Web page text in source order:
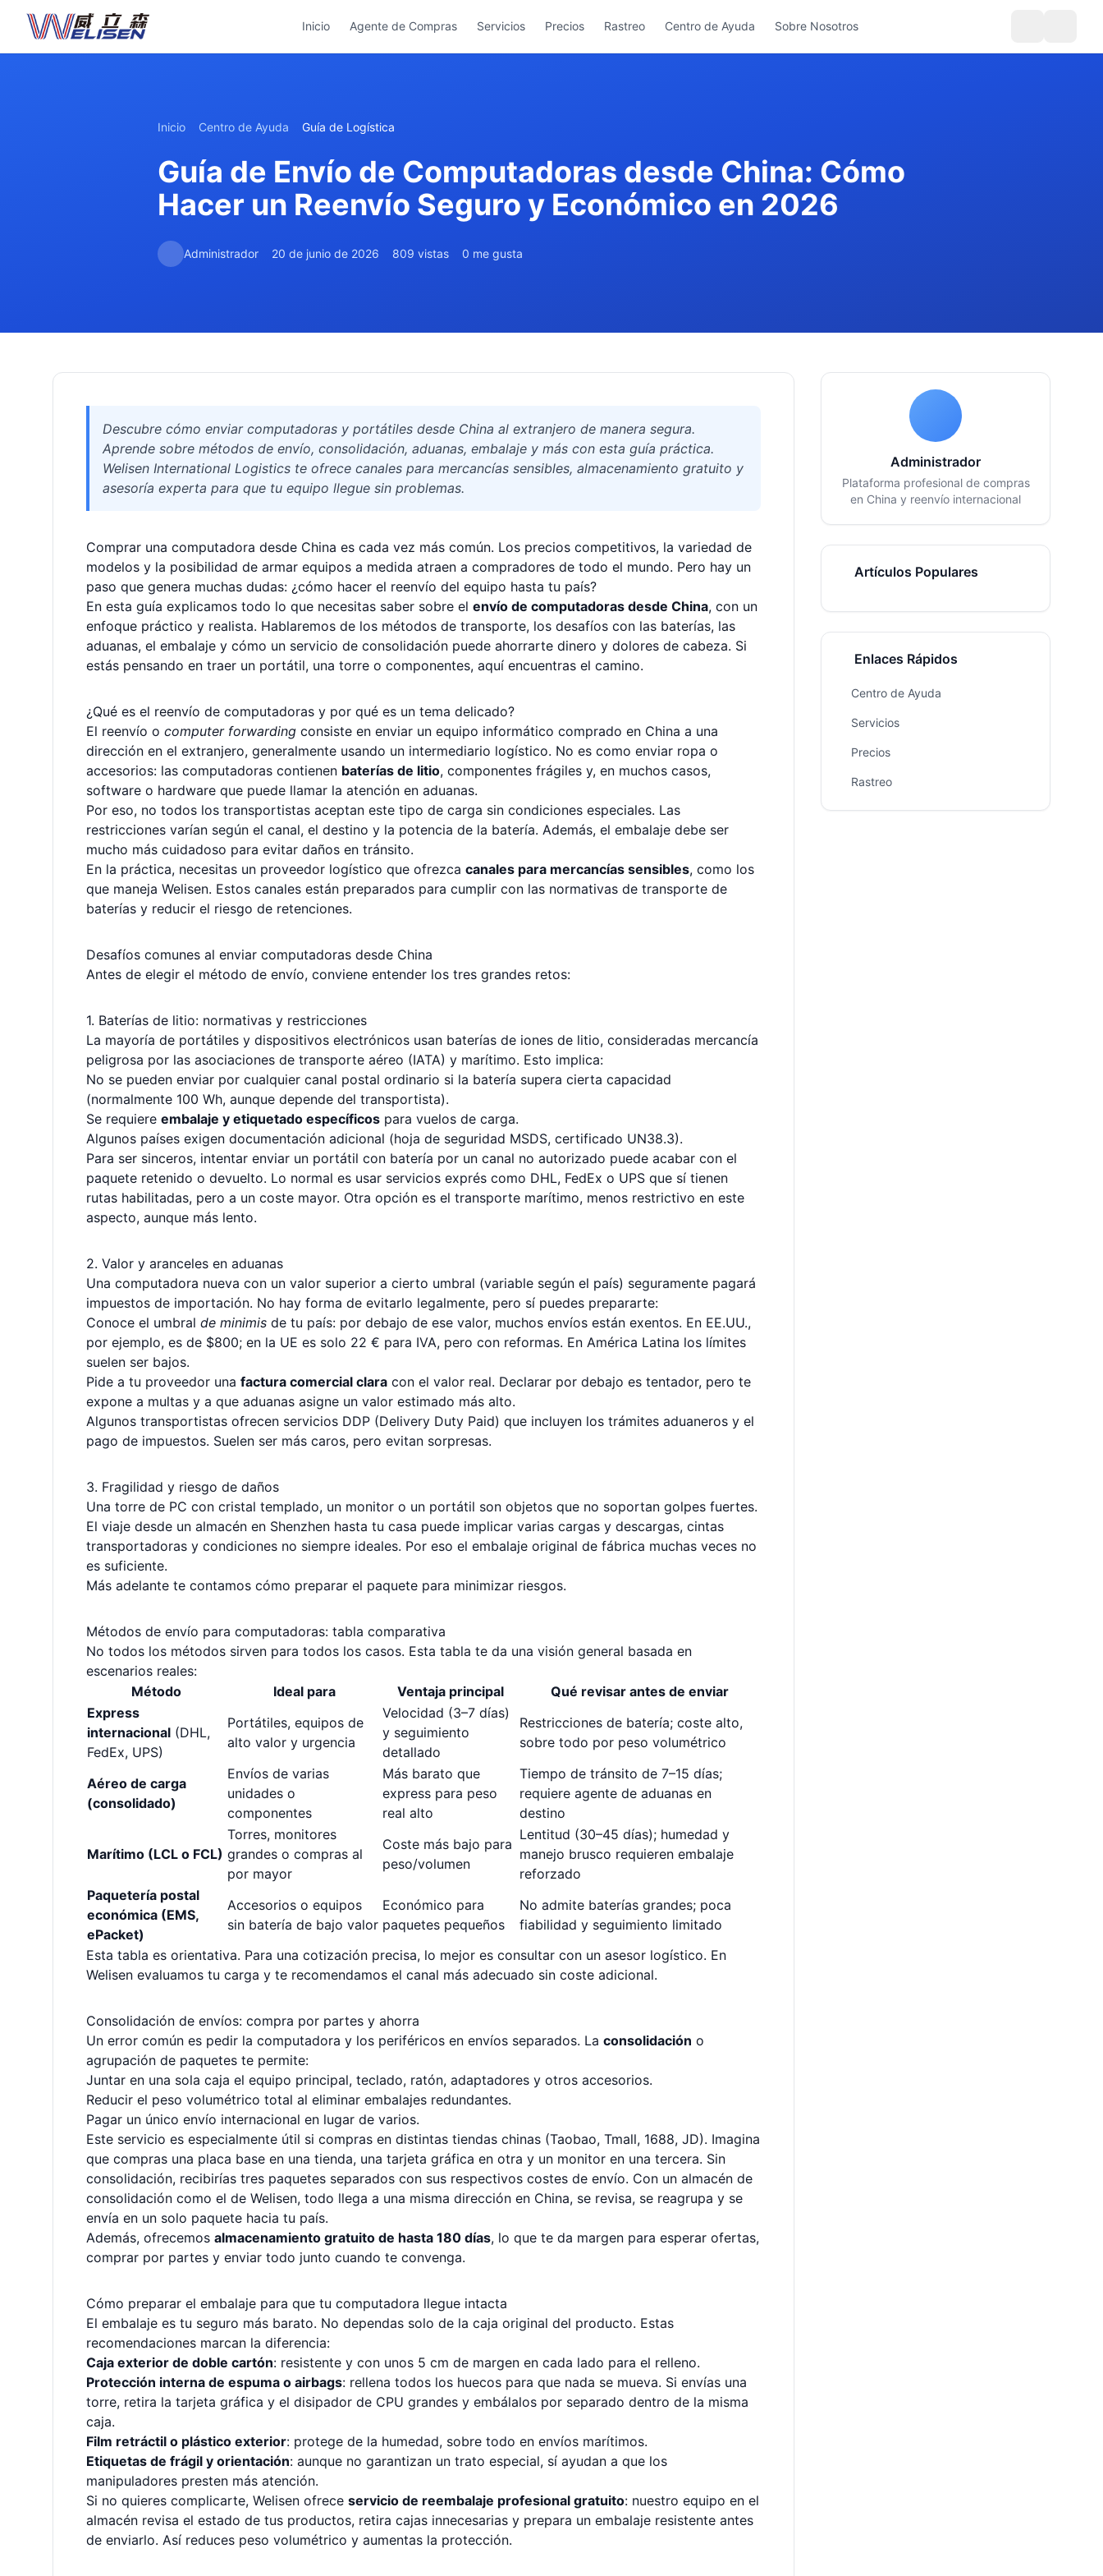
Inicio Agente de Compras Servicios Precios Rastreo Centro de Ayuda Sobre Nosotros
Inicio Centro de Ayuda Guía de Logística
Guía de Envío de Computadoras desde China: Cómo
Hacer un Reenvío Seguro y Económico en 2026
Administrador 20 de junio de 2026 809 vistas 0 me gusta
Descubre cómo enviar computadoras y portátiles desde China al extranjero de manera segura.
Aprende sobre métodos de envío, consolidación, aduanas, embalaje y más con esta guía práctica.
Welisen International Logistics te ofrece canales para mercancías sensibles, almacenamiento gratuito y
asesoría experta para que tu equipo llegue sin problemas.
Comprar una computadora desde China es cada vez más común. Los precios competitivos, la variedad de
modelos y la posibilidad de armar equipos a medida atraen a compradores de todo el mundo. Pero hay un
paso que genera muchas dudas: ¿cómo hacer el reenvío del equipo hasta tu país?
En esta guía explicamos todo lo que necesitas saber sobre el envío de computadoras desde China, con un
enfoque práctico y realista. Hablaremos de los métodos de transporte, los desafíos con las baterías, las
aduanas, el embalaje y cómo un servicio de consolidación puede ahorrarte dinero y dolores de cabeza. Si
estás pensando en traer un portátil, una torre o componentes, aquí encuentras el camino.
¿Qué es el reenvío de computadoras y por qué es un tema delicado?
El reenvío o computer forwarding consiste en enviar un equipo informático comprado en China a una
dirección en el extranjero, generalmente usando un intermediario logístico. No es como enviar ropa o
accesorios: las computadoras contienen baterías de litio, componentes frágiles y, en muchos casos,
software o hardware que puede llamar la atención en aduanas.
Por eso, no todos los transportistas aceptan este tipo de carga sin condiciones especiales. Las
restricciones varían según el canal, el destino y la potencia de la batería. Además, el embalaje debe ser
mucho más cuidadoso para evitar daños en tránsito.
En la práctica, necesitas un proveedor logístico que ofrezca canales para mercancías sensibles, como los
que maneja Welisen. Estos canales están preparados para cumplir con las normativas de transporte de
baterías y reducir el riesgo de retenciones.
Desafíos comunes al enviar computadoras desde China
Antes de elegir el método de envío, conviene entender los tres grandes retos:
1. Baterías de litio: normativas y restricciones
La mayoría de portátiles y dispositivos electrónicos usan baterías de iones de litio, consideradas mercancía
peligrosa por las asociaciones de transporte aéreo (IATA) y marítimo. Esto implica:
No se pueden enviar por cualquier canal postal ordinario si la batería supera cierta capacidad
(normalmente 100 Wh, aunque depende del transportista).
Se requiere embalaje y etiquetado específicos para vuelos de carga.
Algunos países exigen documentación adicional (hoja de seguridad MSDS, certificado UN38.3).
Para ser sinceros, intentar enviar un portátil con batería por un canal no autorizado puede acabar con el
paquete retenido o devuelto. Lo normal es usar servicios exprés como DHL, FedEx o UPS que sí tienen
rutas habilitadas, pero a un coste mayor. Otra opción es el transporte marítimo, menos restrictivo en este
aspecto, aunque más lento.
2. Valor y aranceles en aduanas
Una computadora nueva con un valor superior a cierto umbral (variable según el país) seguramente pagará
impuestos de importación. No hay forma de evitarlo legalmente, pero sí puedes prepararte:
Conoce el umbral de minimis de tu país: por debajo de ese valor, muchos envíos están exentos. En EE.UU.,
por ejemplo, es de $800; en la UE es solo 22 € para IVA, pero con reformas. En América Latina los límites
suelen ser bajos.
Pide a tu proveedor una factura comercial clara con el valor real. Declarar por debajo es tentador, pero te
expone a multas y a que aduanas asigne un valor estimado más alto.
Algunos transportistas ofrecen servicios DDP (Delivery Duty Paid) que incluyen los trámites aduaneros y el
pago de impuestos. Suelen ser más caros, pero evitan sorpresas.
3. Fragilidad y riesgo de daños
Una torre de PC con cristal templado, un monitor o un portátil son objetos que no soportan golpes fuertes.
El viaje desde un almacén en Shenzhen hasta tu casa puede implicar varias cargas y descargas, cintas
transportadoras y condiciones no siempre ideales. Por eso el embalaje original de fábrica muchas veces no
es suficiente.
Más adelante te contamos cómo preparar el paquete para minimizar riesgos.
Métodos de envío para computadoras: tabla comparativa
No todos los métodos sirven para todos los casos. Esta tabla te da una visión general basada en
escenarios reales:
Método
Ideal para Ventaja principal
Qué revisar antes de enviar
Express
internacional (DHL,
FedEx, UPS)
Portátiles, equipos de
alto valor y urgencia
Velocidad (3–7 días)
y seguimiento
detallado
Restricciones de batería; coste alto,
sobre todo por peso volumétrico
Aéreo de carga
(consolidado)
Envíos de varias
unidades o
componentes
Más barato que
express para peso
real alto
Tiempo de tránsito de 7–15 días;
requiere agente de aduanas en
destino
Marítimo (LCL o FCL)
Torres, monitores
grandes o compras al
por mayor
Coste más bajo para
peso/volumen
Lentitud (30–45 días); humedad y
manejo brusco requieren embalaje
reforzado
Paquetería postal
económica (EMS,
ePacket)
Accesorios o equipos
sin batería de bajo valor
Económico para
paquetes pequeños
No admite baterías grandes; poca
fiabilidad y seguimiento limitado
Esta tabla es orientativa. Para una cotización precisa, lo mejor es consultar con un asesor logístico. En
Welisen evaluamos tu carga y te recomendamos el canal más adecuado sin coste adicional.
Consolidación de envíos: compra por partes y ahorra
Un error común es pedir la computadora y los periféricos en envíos separados. La consolidación o
agrupación de paquetes te permite:
Juntar en una sola caja el equipo principal, teclado, ratón, adaptadores y otros accesorios.
Reducir el peso volumétrico total al eliminar embalajes redundantes.
Pagar un único envío internacional en lugar de varios.
Este servicio es especialmente útil si compras en distintas tiendas chinas (Taobao, Tmall, 1688, JD). Imagina
que compras una placa base en una tienda, una tarjeta gráfica en otra y un monitor en una tercera. Sin
consolidación, recibirías tres paquetes separados con sus respectivos costes de envío. Con un almacén de
consolidación como el de Welisen, todo llega a una misma dirección en China, se revisa, se reagrupa y se
envía en un solo paquete hacia tu país.
Además, ofrecemos almacenamiento gratuito de hasta 180 días, lo que te da margen para esperar ofertas,
comprar por partes y enviar todo junto cuando te convenga.
Cómo preparar el embalaje para que tu computadora llegue intacta
El embalaje es tu seguro más barato. No dependas solo de la caja original del producto. Estas
recomendaciones marcan la diferencia:
Caja exterior de doble cartón: resistente y con unos 5 cm de margen en cada lado para el relleno.
Protección interna de espuma o airbags: rellena todos los huecos para que nada se mueva. Si envías una
torre, retira la tarjeta gráfica y el disipador de CPU grandes y embálalos por separado dentro de la misma
caja.
Film retráctil o plástico exterior: protege de la humedad, sobre todo en envíos marítimos.
Etiquetas de frágil y orientación: aunque no garantizan un trato especial, sí ayudan a que los
manipuladores presten más atención.
Si no quieres complicarte, Welisen ofrece servicio de reembalaje profesional gratuito: nuestro equipo en el
almacén revisa el estado de tus productos, retira cajas innecesarias y prepara un embalaje resistente antes
de enviarlo. Así reduces peso volumétrico y aumentas la protección.
Administrador
Plataforma profesional de compras
en China y reenvío internacional
Artículos Populares
Enlaces Rápidos
Centro de Ayuda
Servicios
Precios
Rastreo